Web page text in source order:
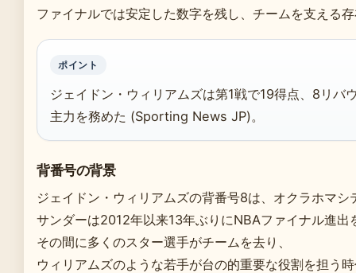
ファイナルでは安定した数字を残し、チームを支える
ポイント
ジェイドン・ウィリアムズは第1戦で19得点、8リバ
主力を務めた (Sporting News JP)。
背番号の背景
ジェイドン・ウィリアムズの背番号8は、オクラホマ
サンダーは2012年以来13年ぶりにNBAファイナル進
その間に多くのスター選手がチームを去り、
ウィリアムズのような若手が台の的重要な役割を担う